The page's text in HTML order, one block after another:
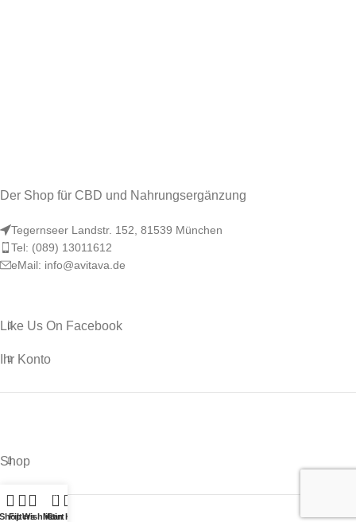
Der Shop für CBD und Nahrungsergänzung
Tegernseer Landstr. 152, 81539 München
Tel: (089) 13011612
eMail: info@avitava.de
Like Us On Facebook
Ihr Konto
Shop
FiltersWishlist
0
Cart
Mein Konto